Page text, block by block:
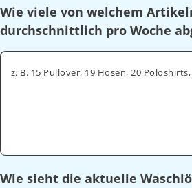
Wie viele von welchem
durchschnittlich pro Woche
z. B. 15 Pullover, 19 Hosen, 20
Wie sieht die aktuelle